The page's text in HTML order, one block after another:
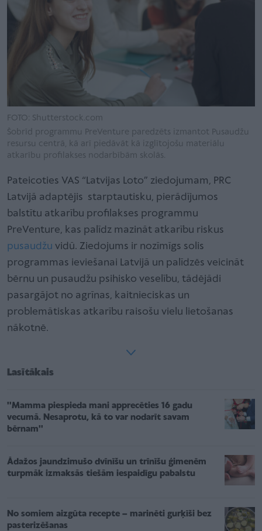
FOTO: Shutterstock.com
Šobrīd programmu PreVenture paredzēts izmantot Pusaudžu
resursu centrā, kā arī piedāvāt kā izglītojošu materiālu
atkarību profilakses nodarbībām skolās.
Pateicoties VAS “Latvijas Loto” ziedojumam, PRC
Latvijā adaptējis starptautisku, pierādījumos
balstītu atkarību profilakses programmu
PreVenture, kas palīdz mazināt atkarību riskus
pusaudžu vidū. Ziedojums ir nozīmīgs solis
programmas ieviešanai Latvijā un palīdzēs veicināt
bērnu un pusaudžu psihisko veselību, tādējādi
pasargājot no agrīnas, kaitnieciskas un
problemātiskas atkarību raisošu vielu lietošanas
nākotnē.
Lasītākais
''Mamma piespieda mani apprecēties 16 gadu
vecumā. Nesaprotu, kā to var nodarīt savam
bērnam''
Ādažos jaundzimušo dvīnīšu un trīnīšu ģimenēm
turpmāk izmaksās tiešām iespaidīgu pabalstu
No somiem aizgūta recepte – marinēti gurķīši bez
pasterizēšanas